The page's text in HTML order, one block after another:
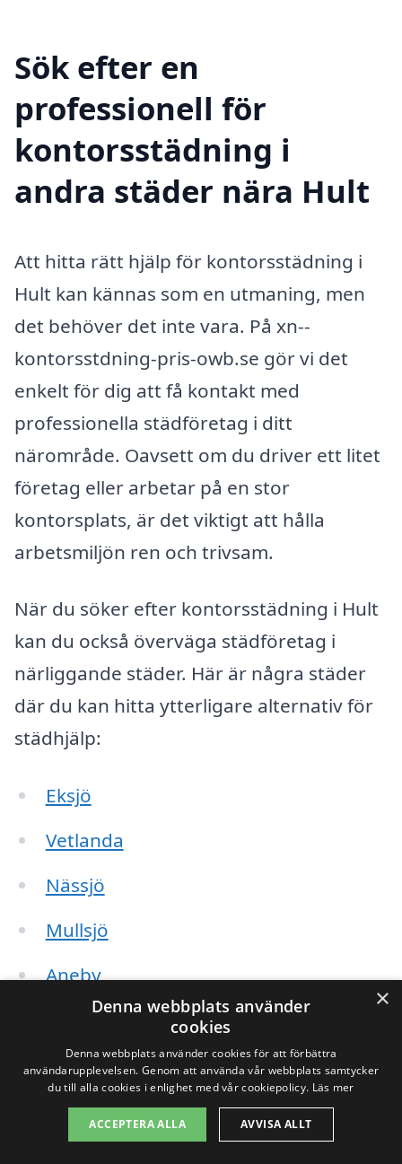
Sök efter en
professionell för
kontorsstädning i
andra städer nära Hult
Att hitta rätt hjälp för kontorsstädning i
Hult kan kännas som en utmaning, men
det behöver det inte vara. På xn--
kontorsstdning-pris-owb.se gör vi det
enkelt för dig att få kontakt med
professionella städföretag i ditt
närområde. Oavsett om du driver ett litet
företag eller arbetar på en stor
kontorsplats, är det viktigt att hålla
arbetsmiljön ren och trivsam.
När du söker efter kontorsstädning i Hult
kan du också överväga städföretag i
närliggande städer. Här är några städer
där du kan hitta ytterligare alternativ för
städhjälp:
Eksjö
Vetlanda
Nässjö
Mullsjö
Aneby
Bredaryd
Bälinge
Kävsjö
×
Denna webbplats använder
cookies
Denna webbplats använder cookies för att förbättra
användarupplevelsen. Genom att använda vår webbplats samtycker
du till alla cookies i enlighet med vår cookiepolicy. Läs mer
ACCEPTERA ALLA AVVISA ALLT